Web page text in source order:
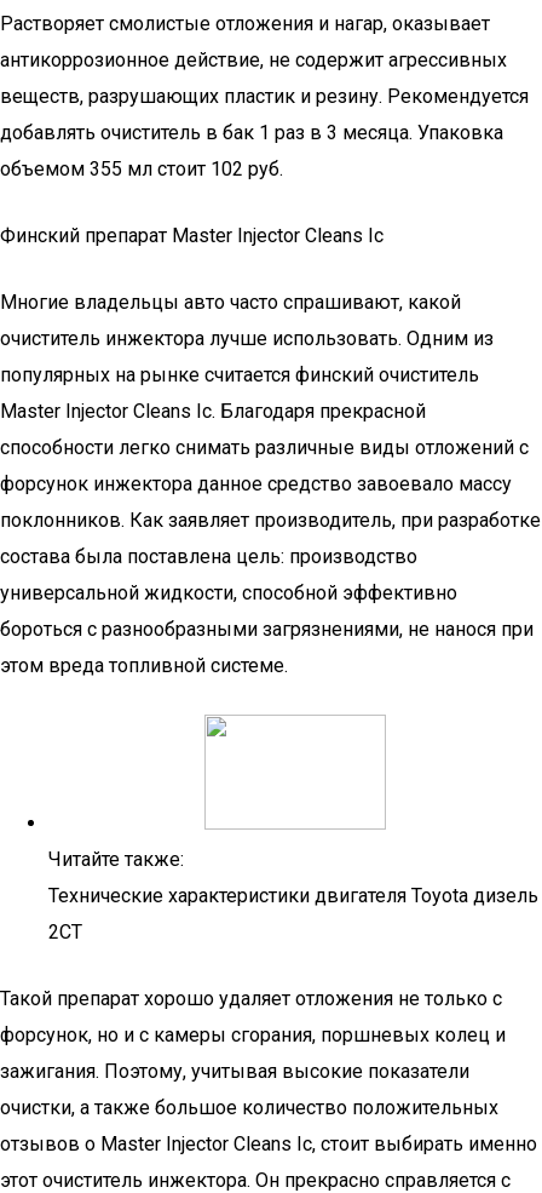
Растворяет смолистые отложения и нагар, оказывает
антикоррозионное действие, не содержит агрессивных
веществ, разрушающих пластик и резину. Рекомендуется
добавлять очиститель в бак 1 раз в 3 месяца. Упаковка
объемом 355 мл стоит 102 руб.
Финский препарат Master Injector Cleans Ic
Многие владельцы авто часто спрашивают, какой
очиститель инжектора лучше использовать. Одним из
популярных на рынке считается финский очиститель
Master Injector Cleans Ic. Благодаря прекрасной
способности легко снимать различные виды отложений с
форсунок инжектора данное средство завоевало массу
поклонников. Как заявляет производитель, при разработке
состава была поставлена цель: производство
универсальной жидкости, способной эффективно
бороться с разнообразными загрязнениями, не нанося при
этом вреда топливной системе.
Читайте также:
Технические характеристики двигателя Toyota дизель
2СТ
Такой препарат хорошо удаляет отложения не только с
форсунок, но и с камеры сгорания, поршневых колец и
зажигания. Поэтому, учитывая высокие показатели
очистки, а также большое количество положительных
отзывов о Master Injector Cleans Ic, стоит выбирать именно
этот очиститель инжектора. Он прекрасно справляется с